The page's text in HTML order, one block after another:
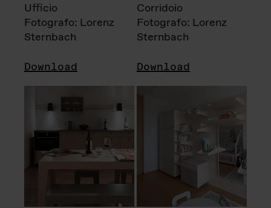
Ufficio
Fotografo: Lorenz
Sternbach
Download
Corridoio
Fotografo: Lorenz
Sternbach
Download